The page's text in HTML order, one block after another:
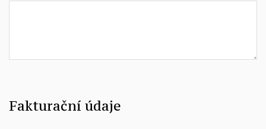
Fakturační údaje